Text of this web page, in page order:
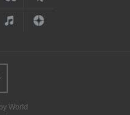
World